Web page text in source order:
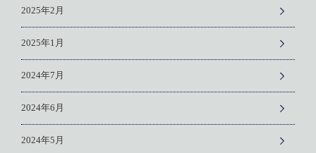
2025年2月
2025年1月
2024年7月
2024年6月
2024年5月